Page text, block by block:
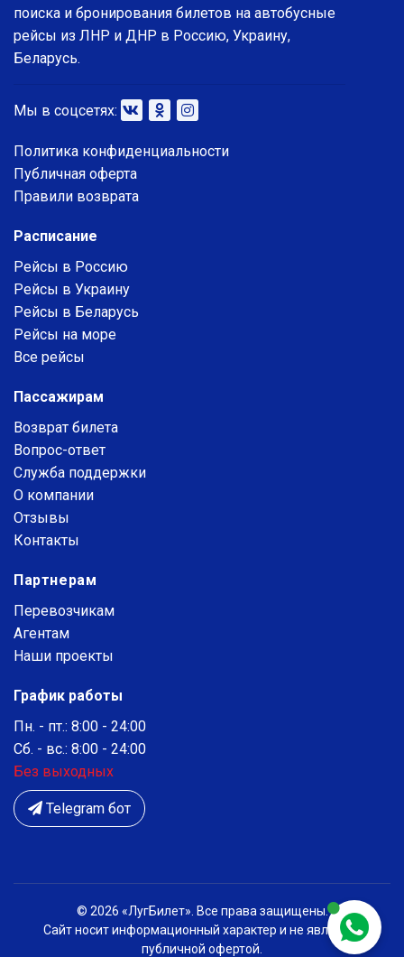
поиска и бронирования билетов на автобусные
рейсы из ЛНР и ДНР в Россию, Украину,
Беларусь.
Мы в соцсетях:
Политика конфиденциальности
Публичная оферта
Правили возврата
Расписание
Рейсы в Россию
Рейсы в Украину
Рейсы в Беларусь
Рейсы на море
Все рейсы
Пассажирам
Возврат билета
Вопрос-ответ
Служба поддержки
О компании
Отзывы
Контакты
Партнерам
Перевозчикам
Агентам
Наши проекты
График работы
Пн. - пт.: 8:00 - 24:00
Сб. - вс.: 8:00 - 24:00
Без выходных
Telegram бот
© 2026 «ЛугБилет». Все права защищены.
Сайт носит информационный характер и не является
публичной офертой.